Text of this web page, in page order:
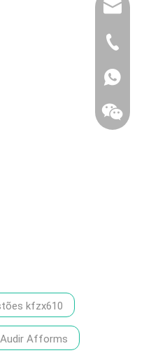
kfzx610
Afforms
(86)
86-